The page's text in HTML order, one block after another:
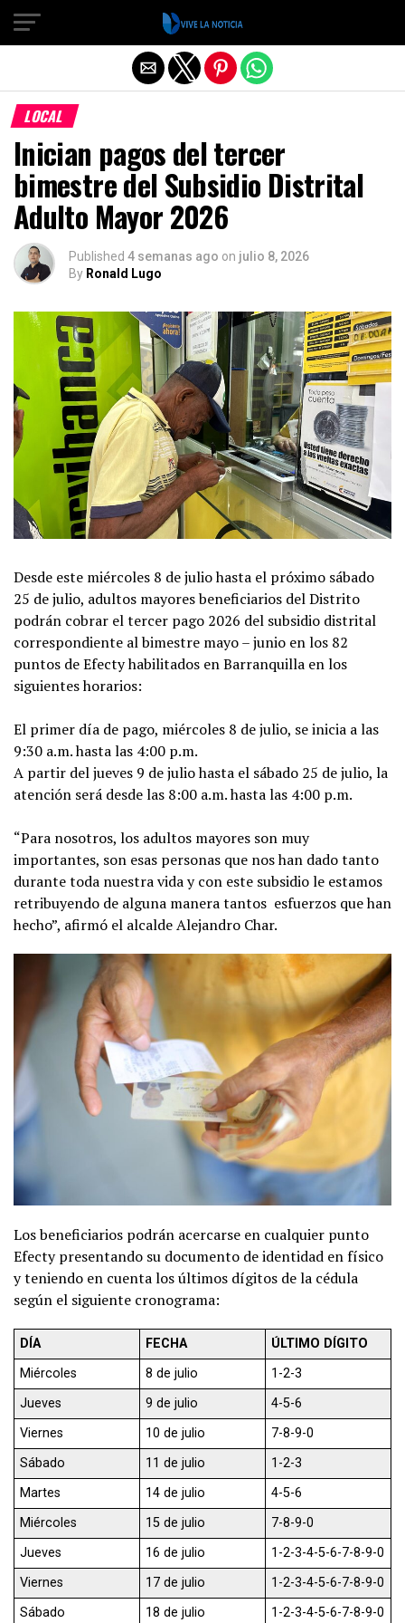
LOCAL
Inician pagos del tercer
bimestre del Subsidio Distrital
Adulto Mayor 2026
Published 4 semanas ago on julio 8, 2026
By Ronald Lugo
Desde este miércoles 8 de julio hasta el próximo sábado
25 de julio, adultos mayores beneficiarios del Distrito
podrán cobrar el tercer pago 2026 del subsidio distrital
correspondiente al bimestre mayo – junio en los 82
puntos de Efecty habilitados en Barranquilla en los
siguientes horarios:
El primer día de pago, miércoles 8 de julio, se inicia a las
9:30 a.m. hasta las 4:00 p.m.
A partir del jueves 9 de julio hasta el sábado 25 de julio, la
atención será desde las 8:00 a.m. hasta las 4:00 p.m.
“Para nosotros, los adultos mayores son muy
importantes, son esas personas que nos han dado tanto
durante toda nuestra vida y con este subsidio le estamos
retribuyendo de alguna manera tantos esfuerzos que han
hecho”, afirmó el alcalde Alejandro Char.
Los beneficiarios podrán acercarse en cualquier punto
Efecty presentando su documento de identidad en físico
y teniendo en cuenta los últimos dígitos de la cédula
según el siguiente cronograma:
DÍA FECHA
ÚLTIMO DÍGITO
Miércoles
8 de julio
1-2-3
Jueves
9 de julio
4-5-6
Viernes
10 de julio
7-8-9-0
Sábado
11 de julio
1-2-3
Martes
14 de julio
4-5-6
Miércoles
15 de julio
7-8-9-0
Jueves
16 de julio
1-2-3-4-5-6-7-8-9-0
Viernes
17 de julio
1-2-3-4-5-6-7-8-9-0
Sábado
18 de julio 1-2-3-4-5-6-7-8-9-0
Salir de la versión móvil